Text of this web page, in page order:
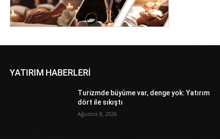
YATIRIM HABERLERİ
Turizmde büyüme var, denge yok: Yatırım
dört ile sıkıştı
Ağustos 8, 2026